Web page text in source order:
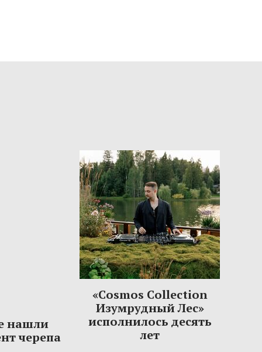
нашли
черепа
«Cosmos Collection
Изумрудный Лес»
исполнилось десять
лет